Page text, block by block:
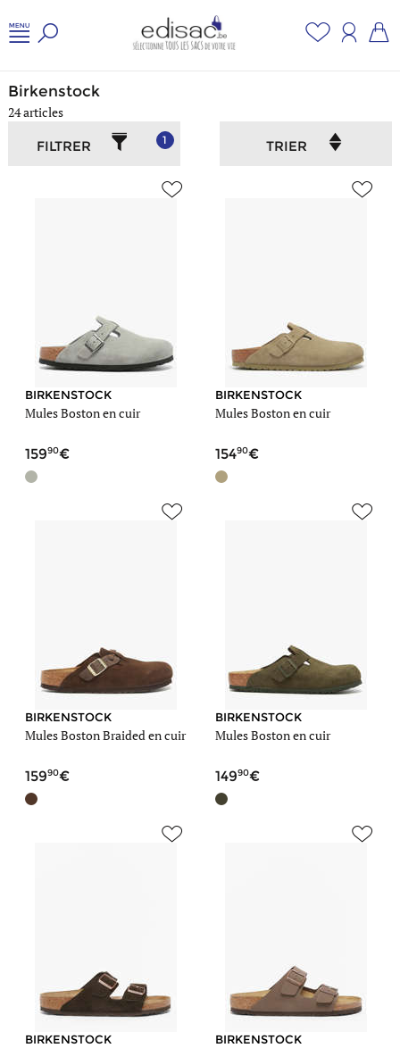
Birkenstock
24 articles
FILTRER
1 TRIER
BIRKENSTOCK
Mules Boston en cuir
15990
BIRKENSTOCK
Mules Boston en cuir
15490
BIRKENSTOCK
Mules Boston Braided en cuir
15990
BIRKENSTOCK
Mules Boston en cuir
14990
BIRKENSTOCK BIRKENSTOCK